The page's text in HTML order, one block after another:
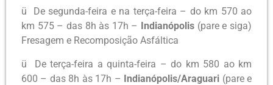
ü De segunda-feira e na terça-feira – do km 570 ao
km 575 – das 8h às 17h –
Indianópolis (pare e siga)
Fresagem e Recomposição Asfáltica
ü De terça-feira a quinta-feira – do km 580 ao km
600 – das 8h às 17h – Indianópolis/Araguari (pare e